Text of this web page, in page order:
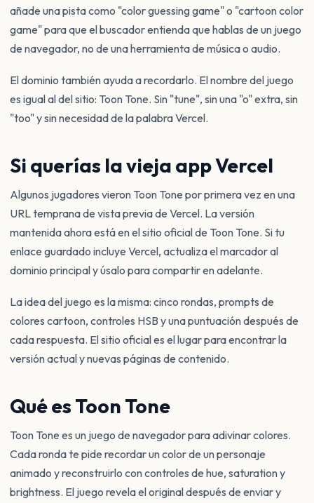
añade una pista como "color guessing game" o "cartoon color
game" para que el buscador entienda que hablas de un juego
de navegador, no de una herramienta de música o audio.
El dominio también ayuda a recordarlo. El nombre del juego
es igual al del sitio: Toon Tone. Sin "tune", sin una "o" extra, sin
"too" y sin necesidad de la palabra Vercel.
Si querías la vieja app Vercel
Algunos jugadores vieron Toon Tone por primera vez en una
URL temprana de vista previa de Vercel. La versión
mantenida ahora está en el sitio oficial de Toon Tone. Si tu
enlace guardado incluye Vercel, actualiza el marcador al
dominio principal y úsalo para compartir en adelante.
La idea del juego es la misma: cinco rondas, prompts de
colores cartoon, controles HSB y una puntuación después de
cada respuesta. El sitio oficial es el lugar para encontrar la
versión actual y nuevas páginas de contenido.
Qué es Toon Tone
Toon Tone es un juego de navegador para adivinar colores.
Cada ronda te pide recordar un color de un personaje
animado y reconstruirlo con controles de hue, saturation y
brightness. El juego revela el original después de enviar y